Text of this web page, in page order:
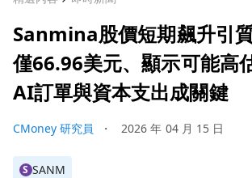
Sanmina股價短期飆升引
僅66.96美元、顯示可能高
AI訂單與資本支出成關鍵
CMoney 研究員 ・ 2026 年 04 月 15 日
S SANM